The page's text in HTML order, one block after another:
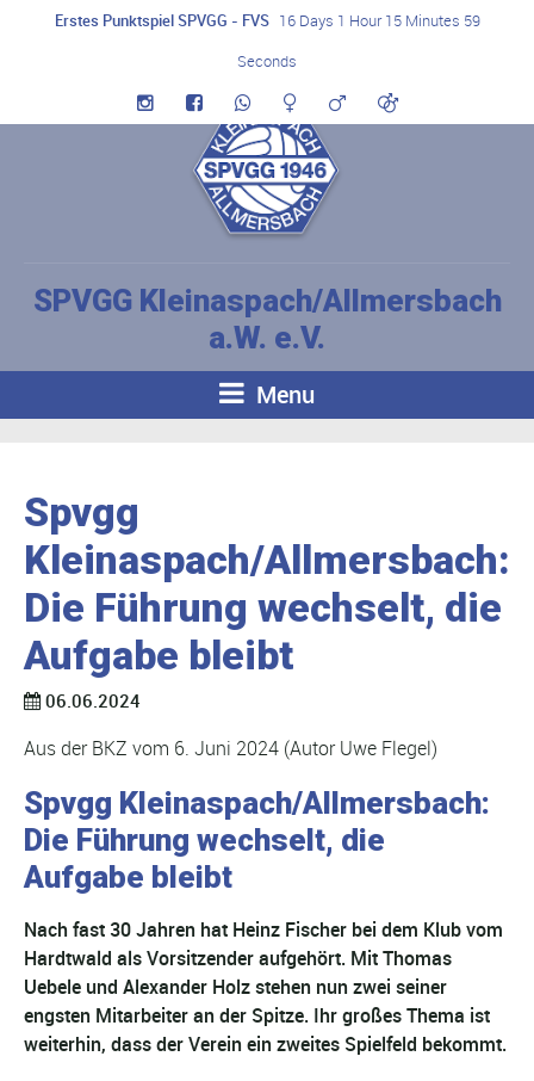
Erstes Punktspiel SPVGG - FVS 16 Days 1 Hour 15 Minutes 59
Seconds
SPVGG Kleinaspach/Allmersbach
a.W. e.V.
Menu
Spvgg
Kleinaspach/Allmersbach:
Die Führung wechselt, die
Aufgabe bleibt
06.06.2024
Aus der BKZ vom 6. Juni 2024 (Autor Uwe Flegel)
Spvgg Kleinaspach/Allmersbach:
Die Führung wechselt, die
Aufgabe bleibt
Nach fast 30 Jahren hat Heinz Fischer bei dem Klub vom
Hardtwald als Vorsitzender aufgehört. Mit Thomas
Uebele und Alexander Holz stehen nun zwei seiner
engsten Mitarbeiter an der Spitze. Ihr großes Thema ist
weiterhin, dass der Verein ein zweites Spielfeld bekommt.